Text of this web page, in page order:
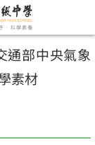
通部中央氣象
素材